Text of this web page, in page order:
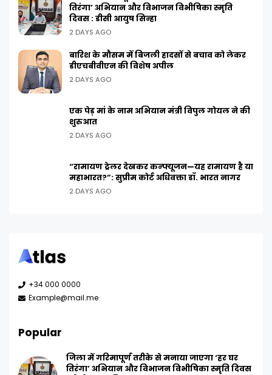
तिरंगा’ अभियान और विभाजन विभीषिका स्मृति
दिवस : डीसी आयुष सिन्हा
2 DAYS AGO
बारिश के मौसम में बिजली हादसों से बचाव को लेकर
डीएचबीवीएन की विशेष अपील
2 DAYS AGO
एक पेड़ मां के नाम अभियान मंत्री विपुल गोयल ने की
शुरुआत
2 DAYS AGO
“रामायण ट्रेलर देखकर कन्फ्यूजन—यह रामायण है या
महाभारत?”: सुप्रीम कोर्ट अधिवक्ता डॉ. भारत नागर
2 DAYS AGO
+34 000 0000
Example@mail.me
Popular
जिला में गरिमापूर्ण तरीके से मनाया जाएगा ‘हर घर
तिरंगा’ अभियान और विभाजन विभीषिका स्मृति दिवस